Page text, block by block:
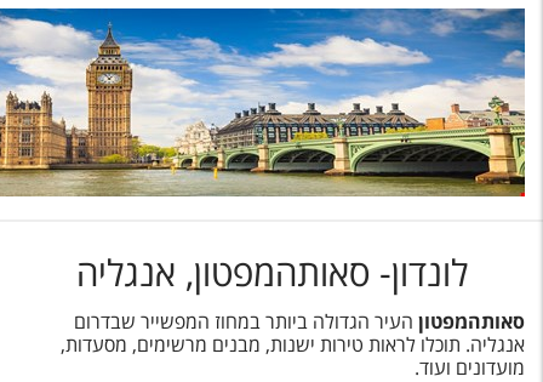
לונדון- סאותהמפטון, אנגליה
סאותהמפטון העיר הגדולה ביותר במחוז המפשייר שבדרום
אנגליה. תוכלו לראות טירות ישנות, מבנים מרשימים, מסעדות,
מועדונים ועוד.